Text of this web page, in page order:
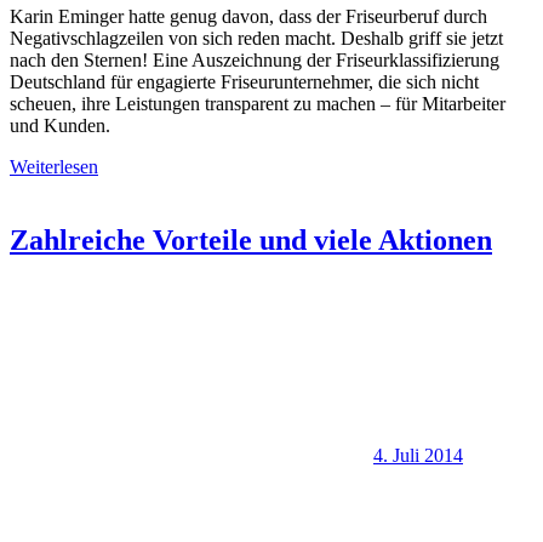
Karin Eminger hatte genug davon, dass der Friseurberuf durch
Negativschlagzeilen von sich reden macht. Deshalb griff sie jetzt
nach den Sternen! Eine Auszeichnung der Friseurklassifizierung
Deutschland für engagierte Friseurunternehmer, die sich nicht
scheuen, ihre Leistungen transparent zu machen – für Mitarbeiter
und Kunden.
Weiterlesen
Zahlreiche Vorteile und viele Aktionen
4. Juli 2014